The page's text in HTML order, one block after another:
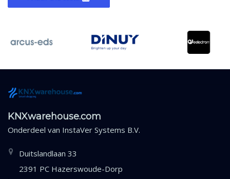
KNXwarehouse.com
Onderdeel van InstaVer Systems B.V.
Duitslandlaan 33
2391 PC Hazerswoude-Dorp